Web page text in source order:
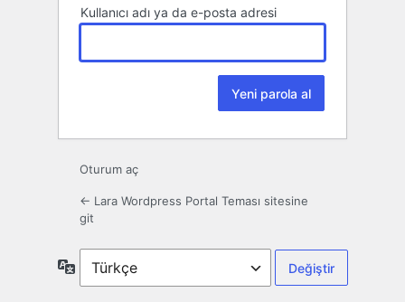
Kullanıcı adı ya da e-posta adresi
Oturum aç
← Lara Wordpress Portal Teması sitesine
git
Dil